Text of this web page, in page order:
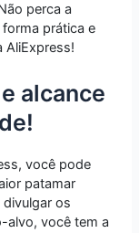
perca a
prática e
AliExpress!
alcance
você pode
patamar
os
alvo, você tem a